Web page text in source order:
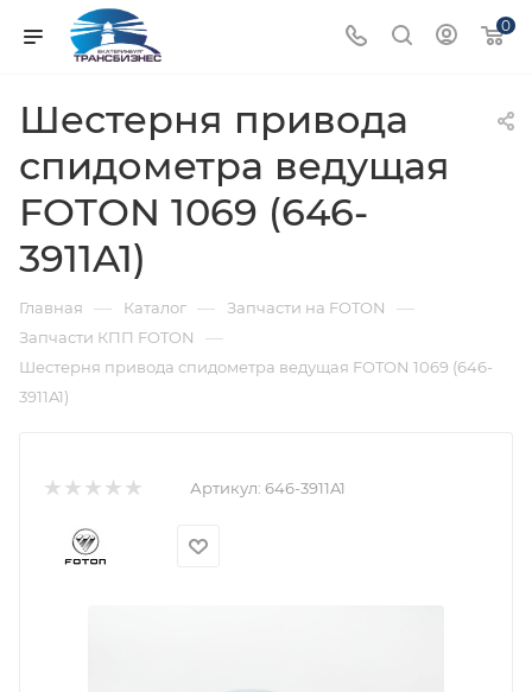
0
Шестерня привода
спидометра ведущая
FOTON 1069 (646-
3911A1)
Главная — Каталог — Запчасти на FOTON —
Запчасти КПП FOTON —
Шестерня привода спидометра ведущая FOTON 1069 (646-
3911A1)
Артикул: 646-3911A1